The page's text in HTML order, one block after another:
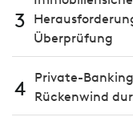
3
Überprüfung
4
Private-
Rückenwind